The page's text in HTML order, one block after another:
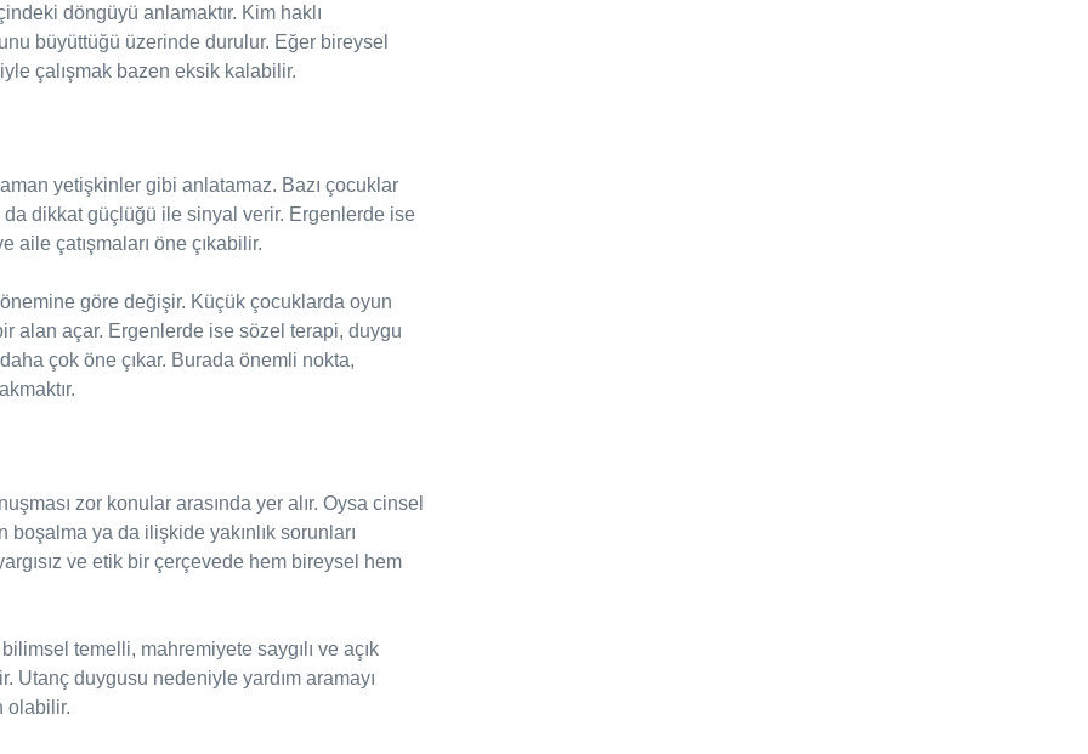
döngüyü anlamaktır. Kim haklı
büyüttüğü üzerinde durulur. Eğer bireysel
çalışmak bazen eksik kalabilir.
yetişkinler gibi anlatamaz. Bazı çocuklar
dikkat güçlüğü ile sinyal verir. Ergenlerde ise
çatışmaları öne çıkabilir.
göre değişir. Küçük çocuklarda oyun
alan açar. Ergenlerde ise sözel terapi, duygu
çok öne çıkar. Burada önemli nokta,
zor konular arasında yer alır. Oysa cinsel
boşalma ya da ilişkide yakınlık sorunları
ve etik bir çerçevede hem bireysel hem
temelli, mahremiyete saygılı ve açık
Utanç duygusu nedeniyle yardım aramayı
olabilir.